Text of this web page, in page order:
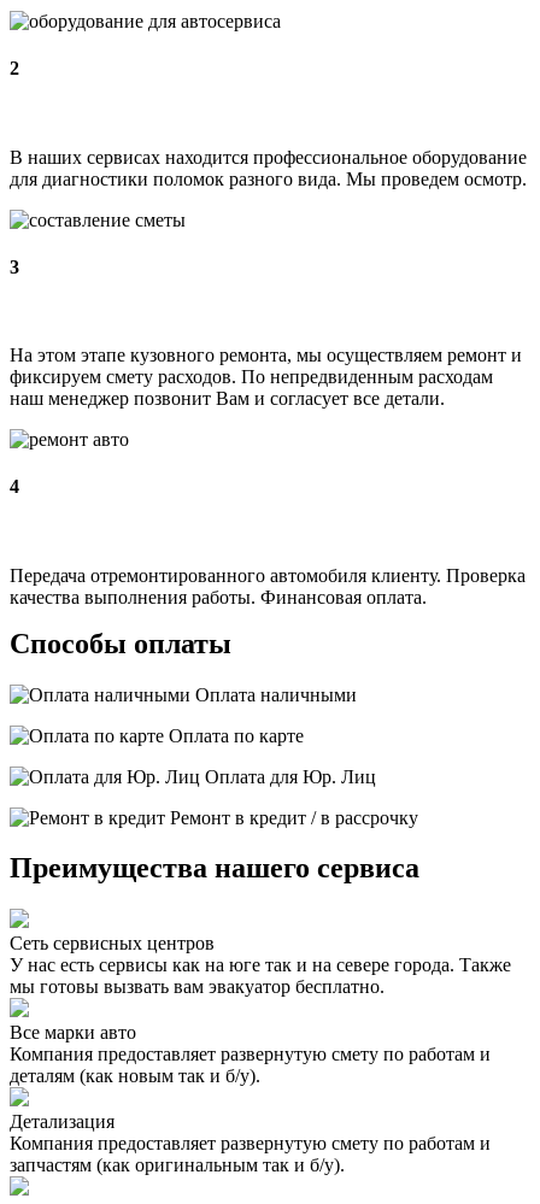
2
В наших сервисах находится профессиональное оборудование
для диагностики поломок разного вида. Мы проведем осмотр.
3
На этом этапе кузовного ремонта, мы осуществляем ремонт и
фиксируем смету расходов. По непредвиденным расходам
наш менеджер позвонит Вам и согласует все детали.
4
Передача отремонтированного автомобиля клиенту. Проверка
качества выполнения работы. Финансовая оплата.
Способы оплаты
Оплата наличными
Оплата по карте
Оплата для Юр. Лиц
Ремонт в кредит / в рассрочку
Преимущества нашего сервиса
Сеть сервисных центров
У нас есть сервисы как на юге так и на севере города. Также
мы готовы вызвать вам эвакуатор бесплатно.
Все марки авто
Компания предоставляет развернутую смету по работам и
деталям (как новым так и б/у).
Детализация
Компания предоставляет развернутую смету по работам и
запчастям (как оригинальным так и б/у).